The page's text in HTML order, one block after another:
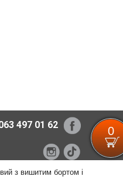
497 01 62 0
з вишитим бортом і